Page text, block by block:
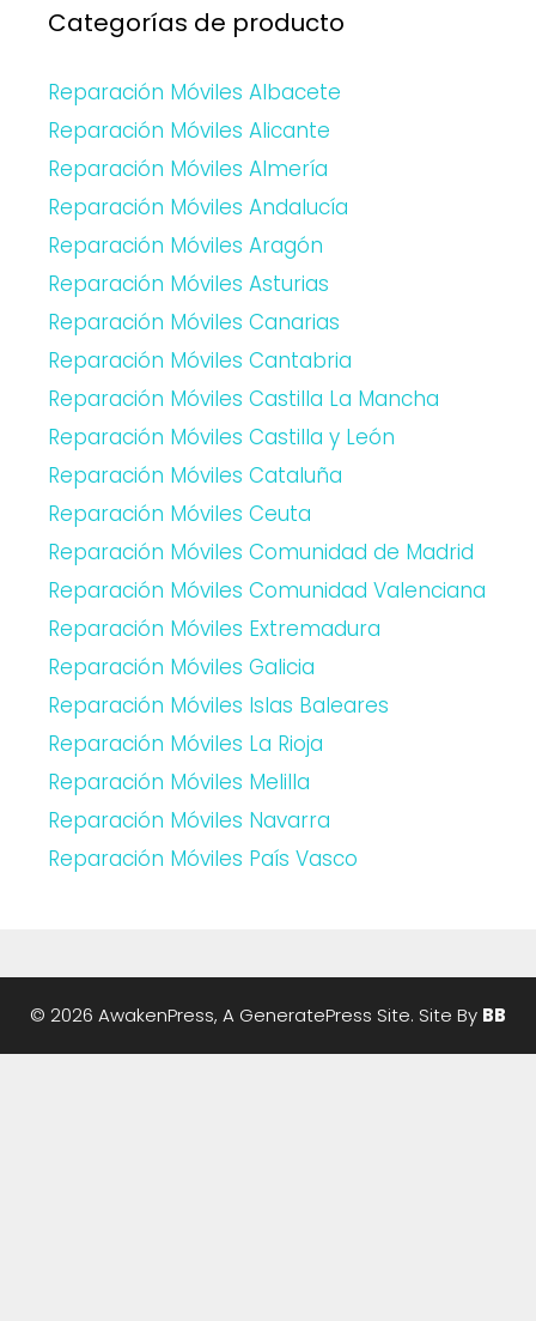
Categorías de producto
Reparación Móviles Albacete
Reparación Móviles Alicante
Reparación Móviles Almería
Reparación Móviles Andalucía
Reparación Móviles Aragón
Reparación Móviles Asturias
Reparación Móviles Canarias
Reparación Móviles Cantabria
Reparación Móviles Castilla La Mancha
Reparación Móviles Castilla y León
Reparación Móviles Cataluña
Reparación Móviles Ceuta
Reparación Móviles Comunidad de Madrid
Reparación Móviles Comunidad Valenciana
Reparación Móviles Extremadura
Reparación Móviles Galicia
Reparación Móviles Islas Baleares
Reparación Móviles La Rioja
Reparación Móviles Melilla
Reparación Móviles Navarra
Reparación Móviles País Vasco
© 2026 AwakenPress, A GeneratePress Site. Site By BB